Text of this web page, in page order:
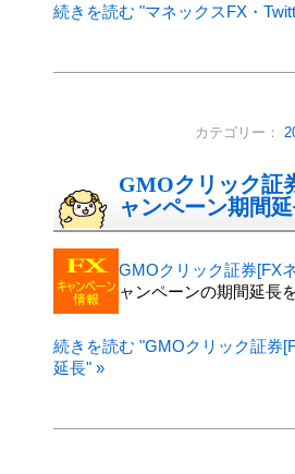
続きを読む "マネックスFX・
カテゴリー：
GMOクリック証
ャンペーン期間
GMOクリック証券[FX
ャンペーンの期間延長
続きを読む "GMOクリック証券
延長" »